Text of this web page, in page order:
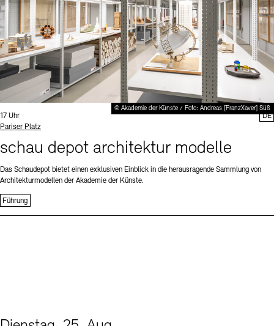
© Akademie der Künste / Foto: Andreas [FranzXaver] Süß
Uhrzeit:
17 Uhr
Standort
Pariser Platz
schau depot architektur modelle
Das Schaudepot bietet einen exklusiven Einblick in die herausragende Sammlung von
Architekturmodellen der Akademie der Künste.
Führung
DE